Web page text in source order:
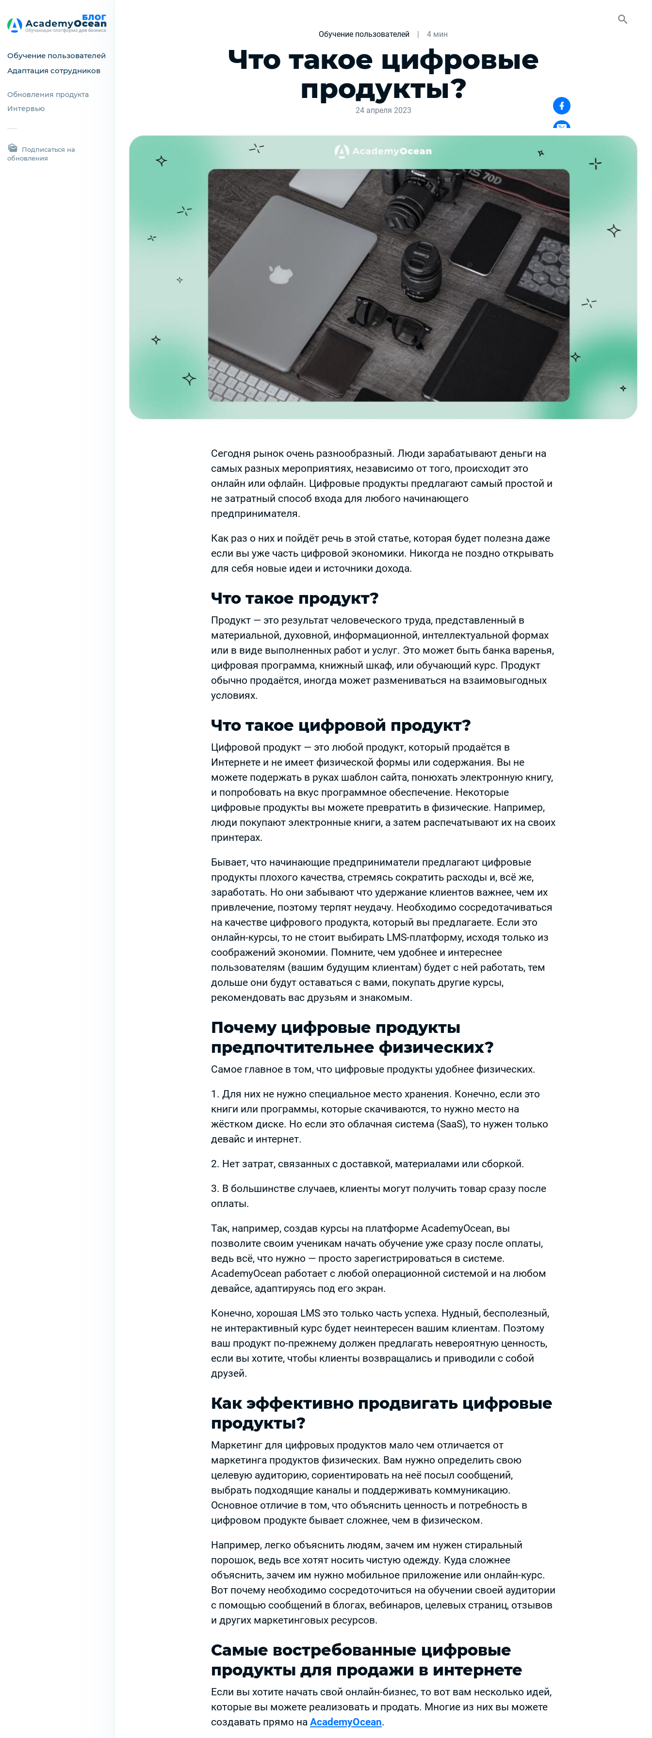
Обучение пользователей
Адаптация сотрудников
Обновления продукта
Интервью
Подписаться на
обновления
Обучение пользователей | 4 мин
Что такое цифровые
продукты?
24 апреля 2023
Сегодня рынок очень разнообразный. Люди зарабатывают деньги на
самых разных мероприятиях, независимо от того, происходит это
онлайн или офлайн. Цифровые продукты предлагают самый простой и
не затратный способ входа для любого начинающего
предпринимателя.
Как раз о них и пойдёт речь в этой статье, которая будет полезна даже
если вы уже часть цифровой экономики. Никогда не поздно открывать
для себя новые идеи и источники дохода.
Что такое продукт?
Продукт — это результат человеческого труда, представленный в
материальной, духовной, информационной, интеллектуальной формах
или в виде выполненных работ и услуг. Это может быть банка варенья,
цифровая программа, книжный шкаф, или обучающий курс. Продукт
обычно продаётся, иногда может размениваться на взаимовыгодных
условиях.
Что такое цифровой продукт?
Цифровой продукт — это любой продукт, который продаётся в
Интернете и не имеет физической формы или содержания. Вы не
можете подержать в руках шаблон сайта, понюхать электронную книгу,
и попробовать на вкус программное обеспечение. Некоторые
цифровые продукты вы можете превратить в физические. Например,
люди покупают электронные книги, а затем распечатывают их на своих
принтерах.
Бывает, что начинающие предприниматели предлагают цифровые
продукты плохого качества, стремясь сократить расходы и, всё же,
заработать. Но они забывают что удержание клиентов важнее, чем их
привлечение, поэтому терпят неудачу. Необходимо сосредотачиваться
на качестве цифрового продукта, который вы предлагаете. Если это
онлайн-курсы, то не стоит выбирать LMS-платформу, исходя только из
соображений экономии. Помните, чем удобнее и интереснее
пользователям (вашим будущим клиентам) будет с ней работать, тем
дольше они будут оставаться с вами, покупать другие курсы,
рекомендовать вас друзьям и знакомым.
Почему цифровые продукты
предпочтительнее физических?
Самое главное в том, что цифровые продукты удобнее физических.
1. Для них не нужно специальное место хранения. Конечно, если это
книги или программы, которые скачиваются, то нужно место на
жёстком диске. Но если это облачная система (SaaS), то нужен только
девайс и интернет.
2. Нет затрат, связанных с доставкой, материалами или сборкой.
3. В большинстве случаев, клиенты могут получить товар сразу после
оплаты.
Так, например, создав курсы на платформе AcademyOcean, вы
позволите своим ученикам начать обучение уже сразу после оплаты,
ведь всё, что нужно — просто зарегистрироваться в системе.
AcademyOcean работает с любой операционной системой и на любом
девайсе, адаптируясь под его экран.
Конечно, хорошая LMS это только часть успеха. Нудный, бесполезный,
не интерактивный курс будет неинтересен вашим клиентам. Поэтому
ваш продукт по-прежнему должен предлагать невероятную ценность,
если вы хотите, чтобы клиенты возвращались и приводили с собой
друзей.
Как эффективно продвигать цифровые
продукты?
Маркетинг для цифровых продуктов мало чем отличается от
маркетинга продуктов физических. Вам нужно определить свою
целевую аудиторию, сориентировать на неё посыл сообщений,
выбрать подходящие каналы и поддерживать коммуникацию.
Основное отличие в том, что объяснить ценность и потребность в
цифровом продукте бывает сложнее, чем в физическом.
Например, легко объяснить людям, зачем им нужен стиральный
порошок, ведь все хотят носить чистую одежду. Куда сложнее
объяснить, зачем им нужно мобильное приложение или онлайн-курс.
Вот почему необходимо сосредоточиться на обучении своей аудитории
с помощью сообщений в блогах, вебинаров, целевых страниц, отзывов
и других маркетинговых ресурсов.
Самые востребованные цифровые
продукты для продажи в интернете
Если вы хотите начать свой онлайн-бизнес, то вот вам несколько идей,
которые вы можете реализовать и продать. Многие из них вы можете
создавать прямо на AcademyOcean.